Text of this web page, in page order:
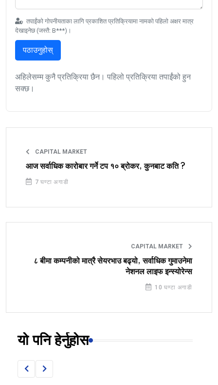
तपाईंको गोपनीयताका लागि प्रकाशित प्रतिक्रियामा नामको पहिलो अक्षर मात्र
देखाइनेछ (जस्तै: B***)।
पठाउनुहोस्
अहिलेसम्म कुनै प्रतिक्रिया छैन। पहिलो प्रतिक्रिया तपाईंको हुन
सक्छ।
CAPITAL MARKET
आज सर्वाधिक कारोबार गर्ने टप १० ब्रोकर, कुनबाट कति ?
7 घण्टा अगाडी
CAPITAL MARKET
८ बीमा कम्पनीको मात्रै सेयरभाउ बढ्यो, सर्वाधिक गुमाउनेमा
नेशनल लाइफ इन्स्योरेन्स
10 घण्टा अगाडी
यो पनि हेर्नुहोस